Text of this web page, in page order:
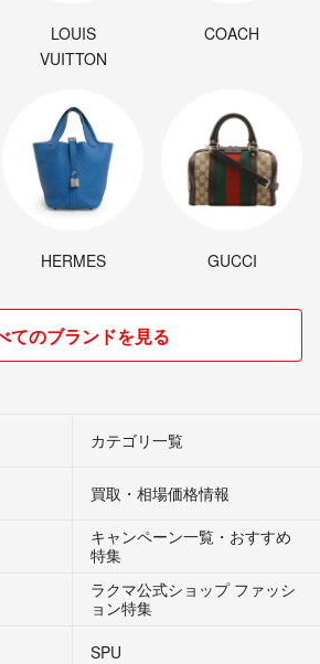
LOUIS
VUITTON
COACH
HERMES GUCCI
てのブランドを見る
カテゴリ一覧
買取・相場価格情報
キャンペーン一覧・おすすめ
特集
ラクマ公式ショップ ファッシ
ョン特集
SPU